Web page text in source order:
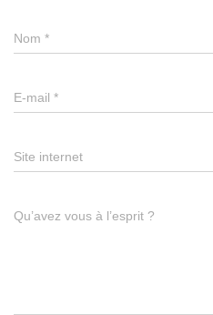
Nom *
E-mail *
Site internet
Qu’avez vous à l’esprit ?